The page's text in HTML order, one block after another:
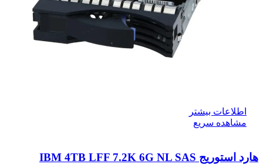
اطلاعات بیشتر
مشاهده سریع
هارد استوریج IBM 4TB LFF 7.2K 6G NL SAS